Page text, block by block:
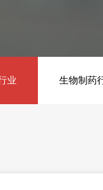
业 生物制药